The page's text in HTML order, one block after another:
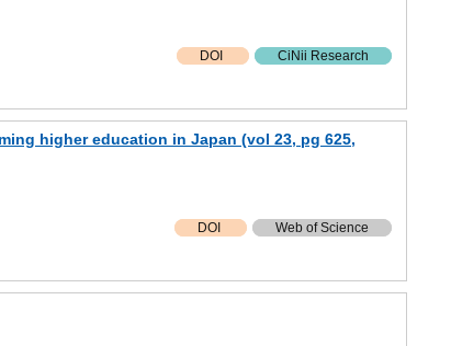
DOI CiNii Research
higher education in Japan (vol 23, pg 625,
DOI Web of Science